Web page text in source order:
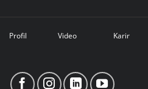
Profil Video Karir